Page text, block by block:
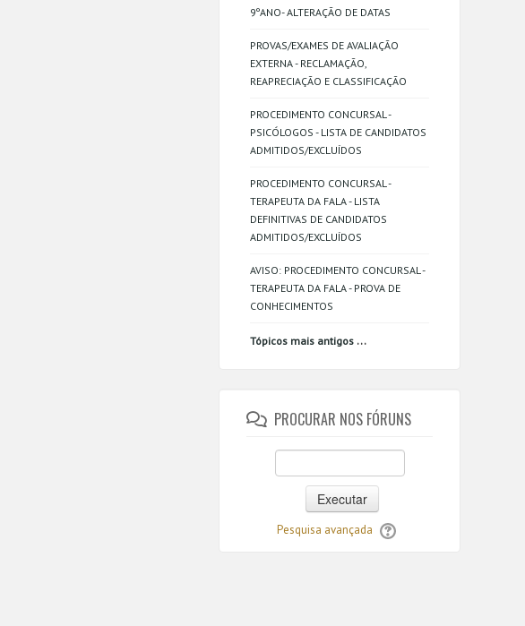
9ºANO- ALTERAÇÃO DE DATAS
PROVAS/EXAMES DE AVALIAÇÃO
EXTERNA - RECLAMAÇÃO,
REAPRECIAÇÃO E CLASSIFICAÇÃO
PROCEDIMENTO CONCURSAL -
PSICÓLOGOS - LISTA DE CANDIDATOS
ADMITIDOS/EXCLUÍDOS
PROCEDIMENTO CONCURSAL -
TERAPEUTA DA FALA - LISTA
DEFINITIVAS DE CANDIDATOS
ADMITIDOS/EXCLUÍDOS
AVISO: PROCEDIMENTO CONCURSAL -
TERAPEUTA DA FALA - PROVA DE
CONHECIMENTOS
Tópicos mais antigos ...
PROCURAR NOS FÓRUNS
Executar
Pesquisa avançada